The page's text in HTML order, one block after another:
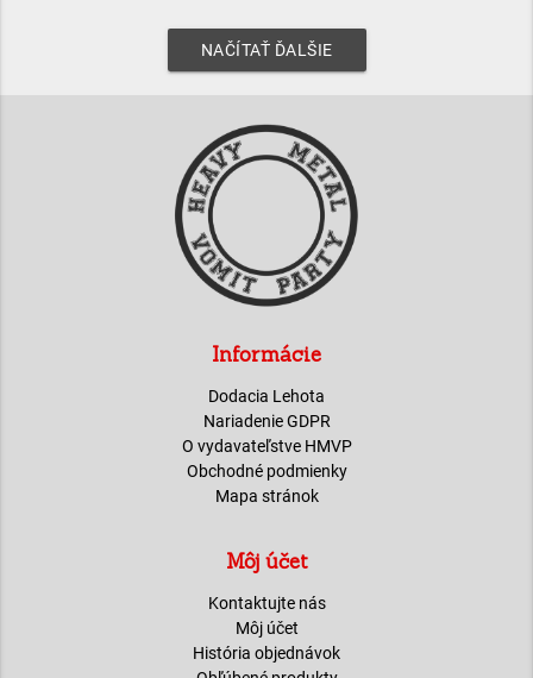
NAČÍTAŤ ĎALŠIE
Informácie
Dodacia Lehota
Nariadenie GDPR
O vydavateľstve HMVP
Obchodné podmienky
Mapa stránok
Môj účet
Kontaktujte nás
Môj účet
História objednávok